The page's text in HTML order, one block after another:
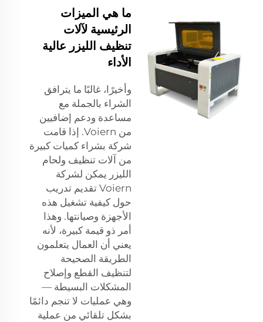
ما هي الميزات
الرئيسية لآلات
تنظيف الليزر عالية
الأداء
وأخيرًا، غالبًا ما يترافق
الشراء بالجملة مع
مساعدة ودعم إضافيين
من Voiern. إذا قامت
شركة بشراء كميات كبيرة
من آلات تنظيف ولحام
الليزر يمكن لشركة
Voiern تقديم تدريب
حول كيفية تشغيل هذه
الأجهزة وصيانتها. وهذا
أمر ذو قيمة كبيرة، لأنه
يعني أن العمال يتعلمون
الطريقة الصحيحة
لتنظيف القطع وإصلاح
المشكلات البسيطة —
وهي عمليات لا تنجم دائمًا
بشكل تلقائي من عملية